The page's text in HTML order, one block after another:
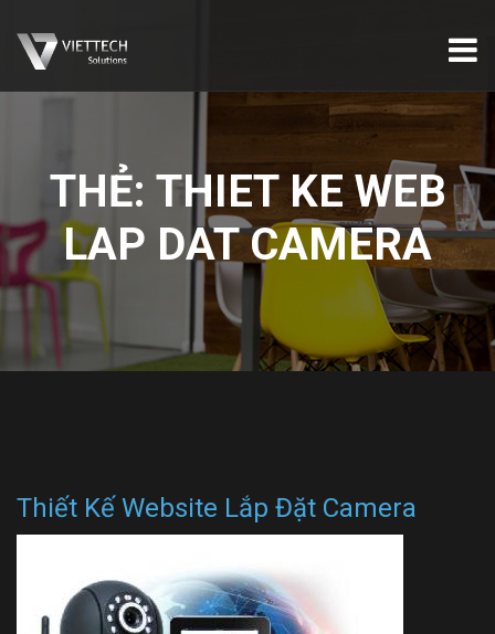
THẺ: THIET KE WEB
LAP DAT CAMERA
Thiết Kế Website Lắp Đặt Camera